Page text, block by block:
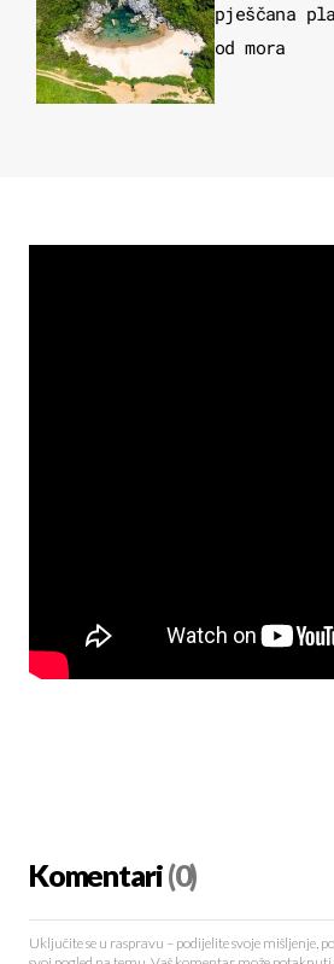
pješčana
od mora
Komentari(0)
Uključite se u raspravu – podijelite svoje mišljenje,